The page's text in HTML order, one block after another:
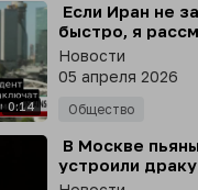
0:14
Если Иран не
быстро, я
возможность
захватить
Новости
05 апреля 2026
Общество
В Москве
устроили